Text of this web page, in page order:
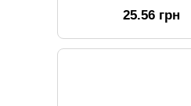
25.56 грн